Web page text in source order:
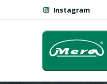
Instagram